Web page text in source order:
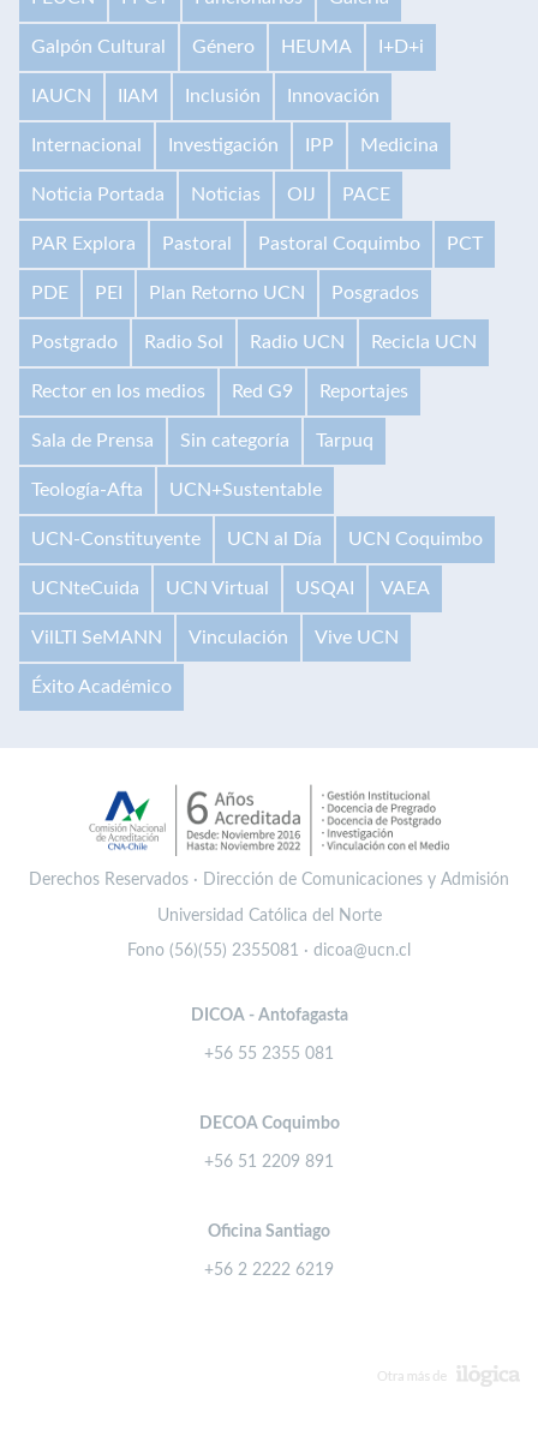
Galpón Cultural Género HEUMA I+D+i
IAUCN IIAM Inclusión Innovación
Internacional Investigación IPP Medicina
Noticia Portada Noticias OIJ PACE
PAR Explora Pastoral Pastoral Coquimbo PCT
PDE PEI Plan Retorno UCN Posgrados
Postgrado Radio Sol Radio UCN Recicla UCN
Rector en los medios Red G9 Reportajes
Sala de Prensa Sin categoría Tarpuq
Teología-Afta UCN+Sustentable
UCN-Constituyente UCN al Día UCN Coquimbo
UCNteCuida UCN Virtual USQAI VAEA
VilLTI SeMANN Vinculación Vive UCN
Éxito Académico
Derechos Reservados · Dirección de Comunicaciones y Admisión
Universidad Católica del Norte
Fono (56)(55) 2355081 · dicoa@ucn.cl
DICOA - Antofagasta
+56 55 2355 081
DECOA Coquimbo
+56 51 2209 891
Oficina Santiago
+56 2 2222 6219